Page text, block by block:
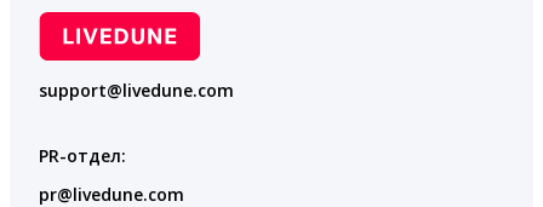
support@livedune.com
PR-отдел:
pr@livedune.com